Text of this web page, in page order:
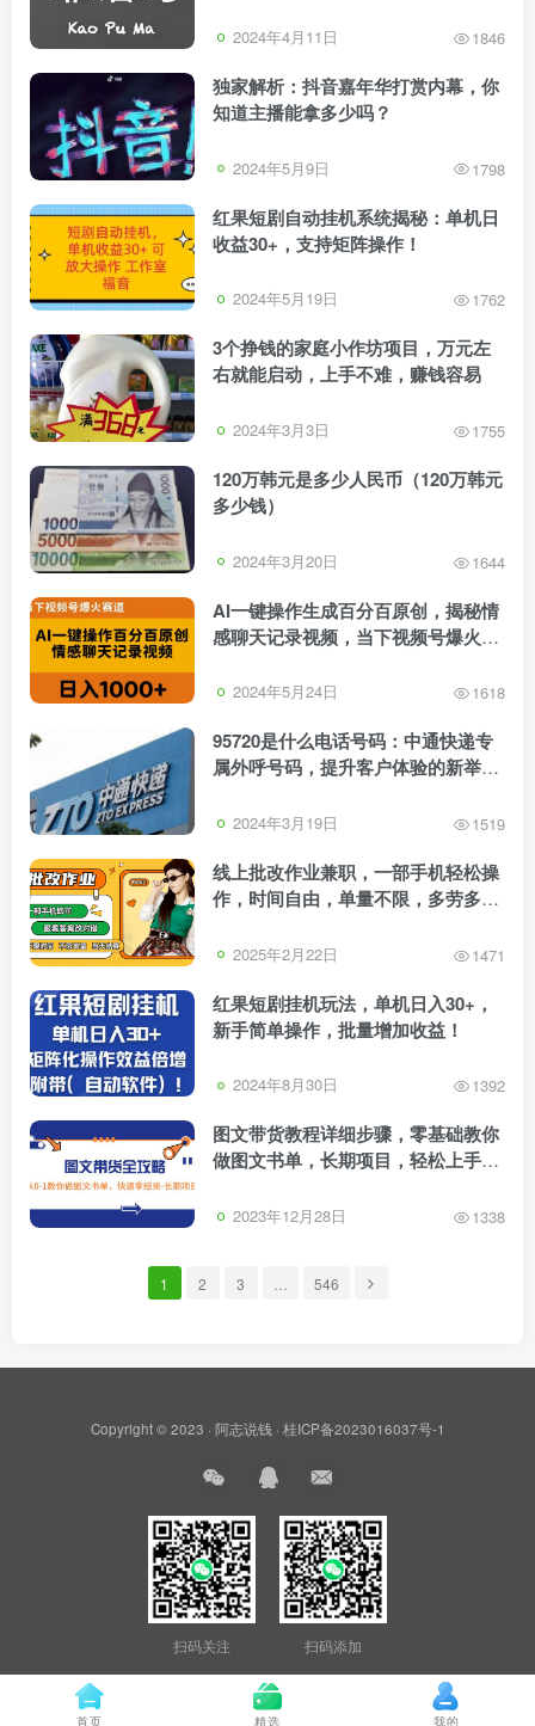
2024年4月11日 1846
独家解析：抖音嘉年华打赏内幕，你
知道主播能拿多少吗？
2024年5月9日 1798
红果短剧自动挂机系统揭秘：单机日
收益30+，支持矩阵操作！
2024年5月19日 1762
3个挣钱的家庭小作坊项目，万元左
右就能启动，上手不难，赚钱容易
2024年3月3日 1755
120万韩元是多少人民币（120万韩元
多少钱）
2024年3月20日 1644
AI一键操作生成百分百原创，揭秘情
感聊天记录视频，当下视频号爆火新
2024年5月24日 1618
95720是什么电话号码：中通快递专
属外呼号码，提升客户体验的新举
2024年3月19日 1519
线上批改作业兼职，一部手机轻松操
作，时间自由，单量不限，多劳多
2025年2月22日 1471
红果短剧挂机玩法，单机日入30+，
新手简单操作，批量增加收益！
2024年8月30日 1392
图文带货教程详细步骤，零基础教你
做图文书单，长期项目，轻松上手实
2023年12月28日 1338
1 2 3 546
Copyright © 2023 · 阿志说钱 · 桂ICP备2023016037号-1
扫码关注 扫码添加
首页 精选 我的